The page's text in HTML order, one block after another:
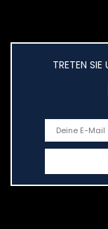
TRETEN SIE